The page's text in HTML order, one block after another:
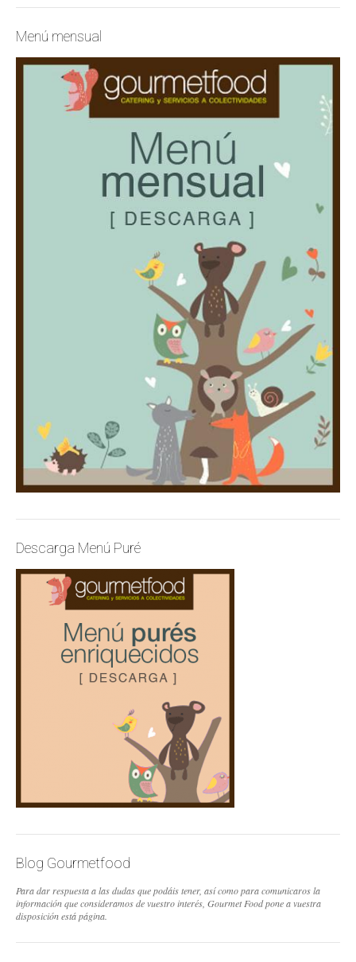
Menú mensual
Descarga Menú Puré
Blog Gourmetfood
Para dar respuesta a las dudas que podáis tener, así como para comunicaros la
información que consideramos de vuestro interés, Gourmet Food pone a vuestra
disposición está página.